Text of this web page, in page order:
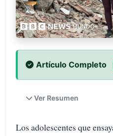
Artículo Completo
Ver Resumen
Los adolescentes que